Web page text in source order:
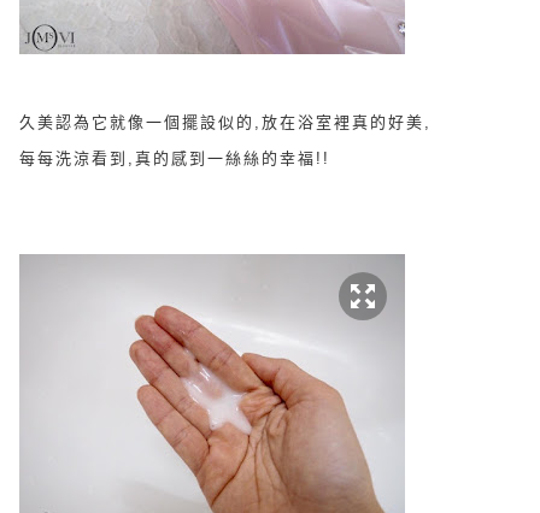
久美認為它就像一個擺設似的,放在浴室裡真的好美,
每每洗涼看到,真的感到一絲絲的幸福!!